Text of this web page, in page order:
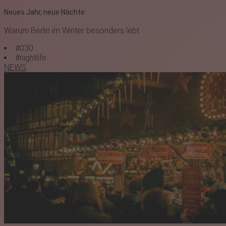
Neues Jahr, neue Nächte
Warum Berlin im Winter besonders lebt
#030
#nightlife
NEWS